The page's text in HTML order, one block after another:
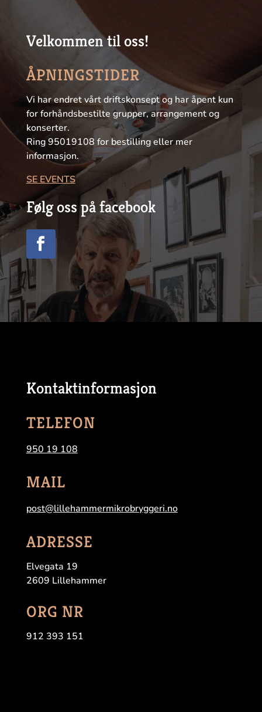
Velkommen til oss!
ÅPNINGSTIDER
Vi har endret vårt driftskonsept og har åpent kun
for forhåndsbestilte grupper, arrangement og
konserter.
Ring 95019108 for bestilling eller mer
informasjon.
SE EVENTS
Følg oss på facebook
Kontaktinformasjon
TELEFON
950 19 108
MAIL
post@lillehammermikrobryggeri.no
ADRESSE
Elvegata 19
2609 Lillehammer
ORG NR
912 393 151